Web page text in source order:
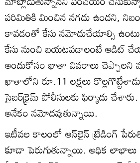
పరిమితికి మించిన నగదు ఉందని,
కావడంతో కేసు నమోదుచేయాల్సి
కేసు నుంచి బయటపడాలంటే ఆడిట్‌
అందుకోసం ఖాతా వివరాలు చెప్పాలని
ఖాతాలోని రూ.11 లక్షలు
సైబర్‌క్రైమ్‌ పోలీసులకు ఫిర్యాదు
అనేకం నమోదవుతున్నాయి.
ఇటీవల కాలంలో ఆన్‌లైన్‌ ట్రేడింగ్‌
కూడా పెరుగుతున్నాయి. అధిక